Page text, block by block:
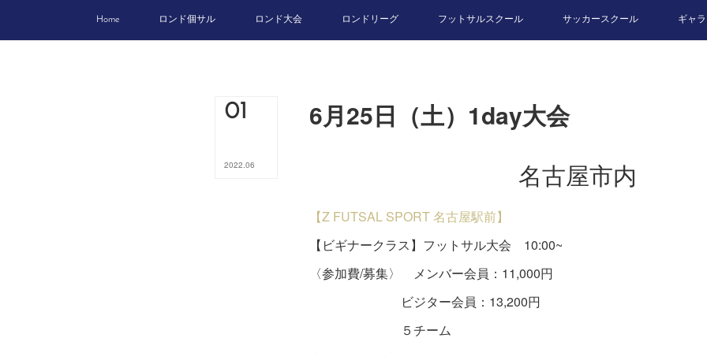
Home ロンド個サル ロンド大会 ロンドリーグ フットサルスクール サッカースクール ギャ
01
2022.06
6月25日（土）1day大会
名古屋市内
【Z FUTSAL SPORT 名古屋駅前】
【ビギナークラス】フットサル大会 10:00~
〈参加費/募集〉 メンバー会員：11,000円
ビジター会員：13,200円
５チーム